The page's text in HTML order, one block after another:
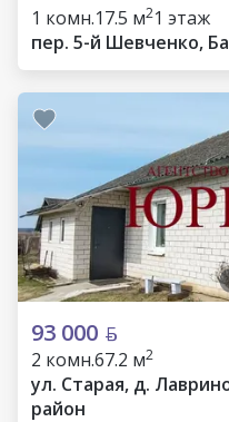
1 комн.17.5 м21 этаж
пер. 5-й
93 000
2 комн.67.2 м2
ул. Старая, д.
район